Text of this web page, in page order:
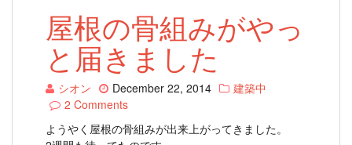
屋根の骨組みがやっ
と届きました
シオン December 22, 2014
建築中
2 Comments
ようやく屋根の骨組みが出来上がってきました。